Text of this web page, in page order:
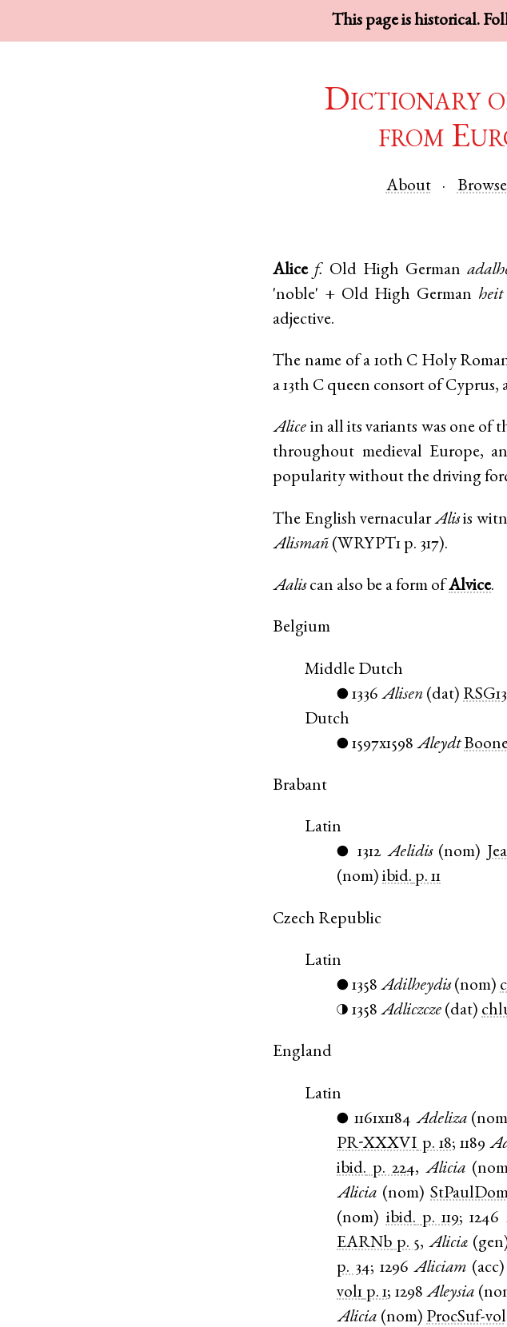
This page is historical.
Dictionary
from
About Browse
Alice f. Old High German
'noble' + Old High German heit
adjective.
The name of a 10th C Holy
a 13th C queen consort of Cyprus,
Alice in all its variants was one of
throughout medieval Europe,
popularity without the driving
The English vernacularAlisis
Alismañ (WRYPT1 p. 317).
Aaliscan also be a form ofAlvice.
Belgium
Middle Dutch
● 1336 Alisen (dat)
Dutch
● 1597x1598 Aleydt
Brabant
Latin
● 1312 Aelidis(nom)
(nom)ibid. p. 11
Czech Republic
Latin
● 1358 Adilheydis(nom)
◑ 1358 Adliczcze (dat)
England
Latin
● 1161x1184 Adeliza(nom
PR-XXXVI p. 18;1189
ibid. p. 224, Alicia(
Alicia (nom)
(nom) ibid. p. 119;1246
EARNb p. 5, Aliciæ (gen
p. 34; 1296 Aliciam (acc)
vol1 p. 1; 1298 Aleysia (
Alicia (nom) ProcSuf-